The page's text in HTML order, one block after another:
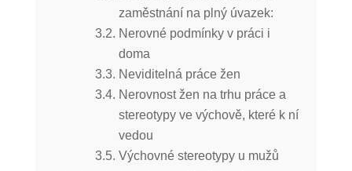
zaměstnání na plný úvazek:
Nerovné podmínky v práci i
doma
Neviditelná práce žen
Nerovnost žen na trhu práce a
stereotypy ve výchově, které k ní
vedou
Výchovné stereotypy u mužů